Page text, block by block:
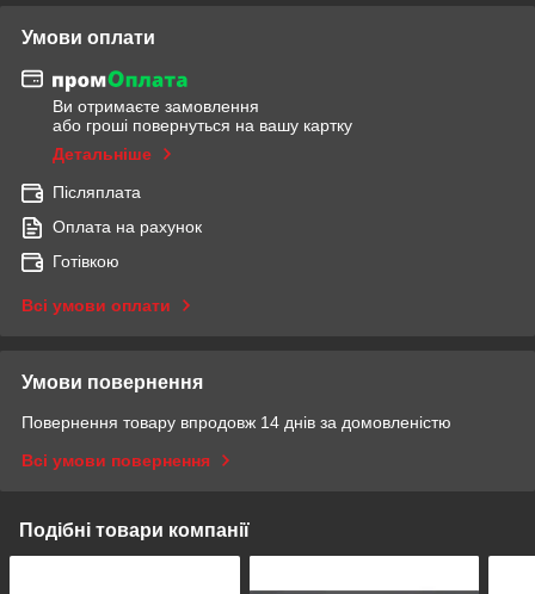
Умови оплати
Ви отримаєте замовлення
або гроші повернуться на вашу картку
Детальніше
Післяплата
Оплата на рахунок
Готівкою
Всі умови оплати
Умови повернення
Повернення товару впродовж 14 днів за домовленістю
Всі умови повернення
Подібні товари компанії